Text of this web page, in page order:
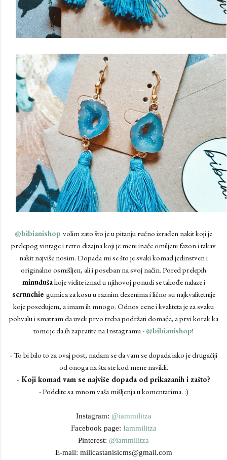
@bibianishop volim zato što je u pitanju ručno izrađen nakit koji je
prelepog vintage i retro dizajna koji je meni inače omiljeni fazon i takav
nakit najviše nosim. Dopada mi se što je svaki komad jedinstven i
originalno osmišljen, ali i poseban na svoj način. Pored prelepih
minuđušakoje vidite iznad u njihovoj ponudi se takođe nalaze i
scrunchie gumica za kosu u raznim dezenima i lično su najkvalitetnije
koje posedujem, a imam ih mnogo. Odnos cene i kvaliteta je za svaku
pohvalu i smatram da uvek prvo treba podržati domaće, a prvi korak ka
tome je da ih zapratite na Instagramu - @bibianishop!
- To bi bilo to za ovaj post, nadam se da vam se dopada iako je drugačiji
od onoga na šta ste kod mene navikli.
- Koji komad vam se najviše dopada od prikazanih i zašto?
- Podelite sa mnom vaša mišljenja u komentarima. :)
Instagram: @iammilitza
Facebook page: Iammilitza
Pinterest: @iammilitza
E-mail: milicastanisicms@gmail.com